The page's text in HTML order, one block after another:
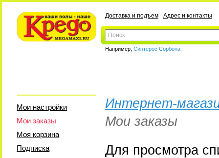
Доставка и подъем Адрес и контакты
Например, Синтерос Сорбона
Мои настройки
Мои заказы
Моя корзина
Подписка
Интернет-
Мои заказы
Для просмотра